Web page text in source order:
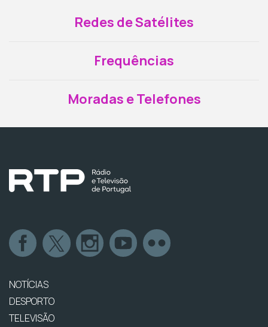
Redes de Satélites
Frequências
Moradas e Telefones
NOTÍCIAS
DESPORTO
TELEVISÃO